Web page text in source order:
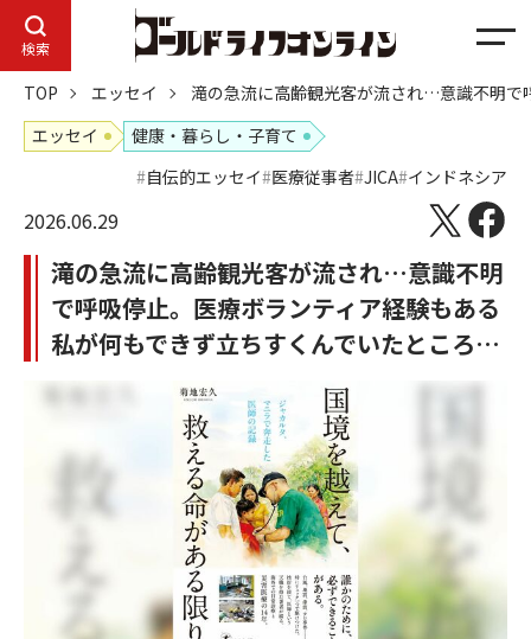
検索
メ
ニ
ュ
TOP エッセイ
滝の急流に高齢観光客が流され…意識不明で
エッセイ
健康・暮らし・子育て
自伝的エッセイ 医療従事者 JICA インドネシア
2026.06.29
滝の急流に高齢観光客が流され…意識不明
で呼吸停止。医療ボランティア経験もある
私が何もできず立ちすくんでいたところ…